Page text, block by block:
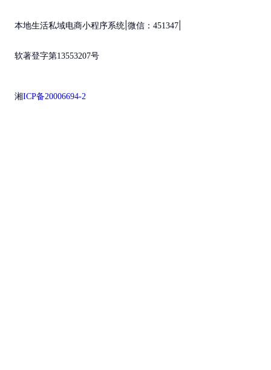
本地生活私域电商小程序系统 微信：451347
软著登字第13553207号
湘ICP备20006694-2